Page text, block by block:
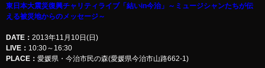
東日本大震災復興チャリティライブ「結いin今治」～ミュージシャンたちが伝
える被災地からのメッセージ～
DATE： 2013年11月10日(日)
LIVE： 10:30～16:30
PLACE： 愛媛県・今治市民の森(愛媛県今治市山路662-1)